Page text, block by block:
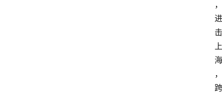
，
进
击
上
海
，
跨